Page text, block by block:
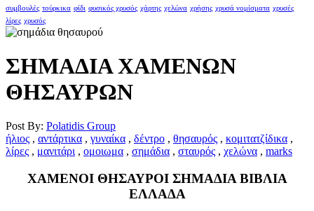
συμβουλές τούρκικα φίδι φυσικός χρυσός χάρτης χελώνα χρήσης χρυσά νομίσματα χρυσές
λίρες χρυσός
ΣΗΜΑΔΙΑ ΧΑΜΕΝΩΝ
ΘΗΣΑΥΡΩΝ
Post By: Polatidis Group
ήλιος , αντάρτικα , γυναίκα , δέντρο , θησαυρός , κομιτατζίδικα ,
λίρες , μανιτάρι, ομοιωμα , σημάδια , σταυρός , χελώνα , marks
ΧΑΜΕΝΟΙ ΘΗΣΑΥΡΟΙ ΣΗΜΑΔΙΑ ΒΙΒΛΙΑ
ΕΛΛΑΔΑ